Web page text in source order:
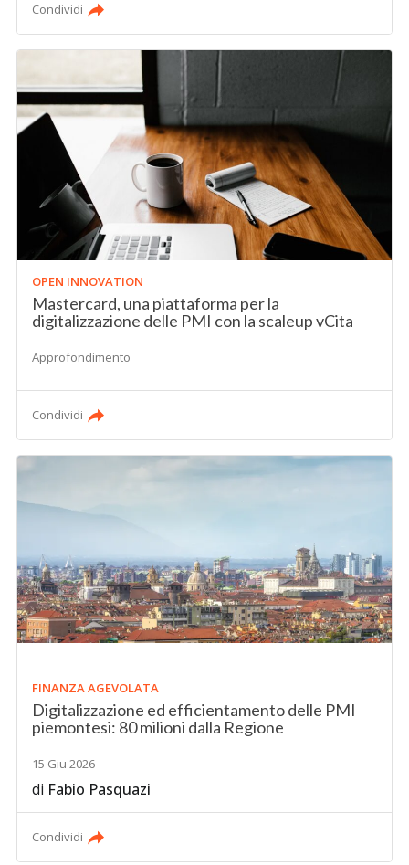
Condividi
OPEN INNOVATION
Mastercard, una piattaforma per la
digitalizzazione delle PMI con la scaleup vCita
Approfondimento
Condividi
FINANZA AGEVOLATA
Digitalizzazione ed efficientamento delle PMI
piemontesi: 80 milioni dalla Regione
15 Giu 2026
di Fabio Pasquazi
Condividi